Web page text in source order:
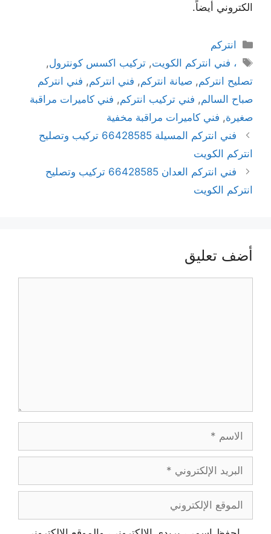
الكتروني أيضاً.
انتركم
، فني انتركم الكويت,تركيب اكسس كونترول,
تصليح انتركم, صيانة انتركم, فني انتركم, فني انتركم
صباح السالم, فني تركيب انتركم, فني كاميرات مراقبة
صغيرة, فني كاميرات مراقبة مخفية
فني انتركم المسيلة 66428585 تركيب وتصليح
انتركم الكويت
فني انتركم العدان 66428585 تركيب وتصليح
انتركم الكويت
أضف تعليق